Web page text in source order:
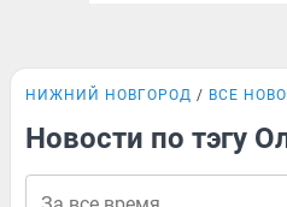
НИЖНИЙ НОВГОРОД ВСЕ
Новости по тэгу